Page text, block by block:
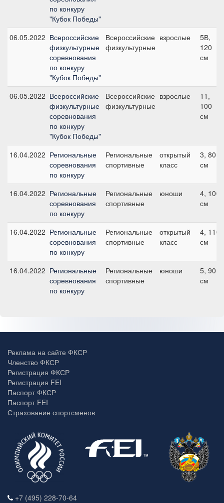
по конкуру
"Кубок Победы"
06.05.2022 Всероссийские
физкультурные
соревнования
по конкуру
"Кубок Победы"
Всероссийские
физкультурные
взрослые
5В,
120
см
06.05.2022 Всероссийские
физкультурные
соревнования
по конкуру
"Кубок Победы"
Всероссийские
физкультурные
взрослые
11,
100
см
16.04.2022 Региональные
соревнования
по конкуру
Региональные
спортивные
открытый
класс
3, 80
см
16.04.2022 Региональные
соревнования
по конкуру
Региональные
спортивные
юноши
4, 100
см
16.04.2022 Региональные
соревнования
по конкуру
Региональные
спортивные
открытый
класс
4, 110
см
16.04.2022 Региональные
соревнования
по конкуру
Региональные
спортивные
юноши
5, 90
см
Реклама на сайте ФКСР
Членство ФКСР
Регистрация ФКСР
Регистрация FEI
Паспорт ФКСР
Паспорт FEI
Страхование спортсменов
+7 (495) 228-70-64